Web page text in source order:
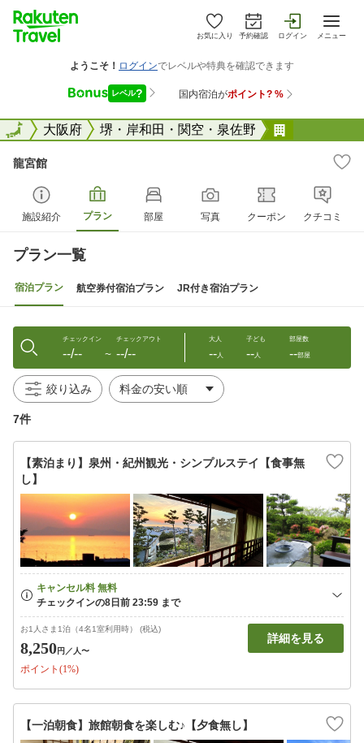
お気に入り 予約確認 ログイン メニュー
全国大阪府 堺・岸和田・関空・泉佐野
全国
龍宮館
施設紹介 プラン 部屋 写真 クーポン クチコミ
プラン一覧
宿泊プラン 航空券付宿泊プラン JR付き宿泊プラン
チェックイン
--/-- 〜
チェックアウト
--/--
大人
--人
子ども
--人
部屋数
--部屋
絞り込み
7件
【素泊まり】泉州・紀州観光・シンプルステイ【食事無
し】
お1人さま1泊（4名1室利用時） (税込)
8,250円 ／人〜
ポイント(1%)
詳細を見る
【一泊朝食】旅館朝食を楽しむ♪【夕食無し】